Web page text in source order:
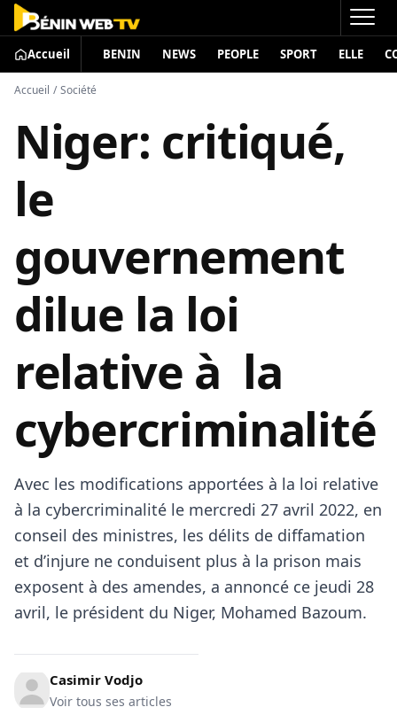
Accueil BENIN NEWS PEOPLE SPORT ELLE
Accueil / Société
Niger: critiqué,
le
gouvernement
dilue la loi
relative à la
cybercriminalité
Avec les modifications apportées à la loi relative
à la cybercriminalité le mercredi 27 avril 2022, en
conseil des ministres, les délits de diffamation
et d’injure ne conduisent plus à la prison mais
exposent à des amendes, a annoncé ce jeudi 28
avril, le président du Niger, Mohamed Bazoum.
Casimir Vodjo
Voir tous ses articles